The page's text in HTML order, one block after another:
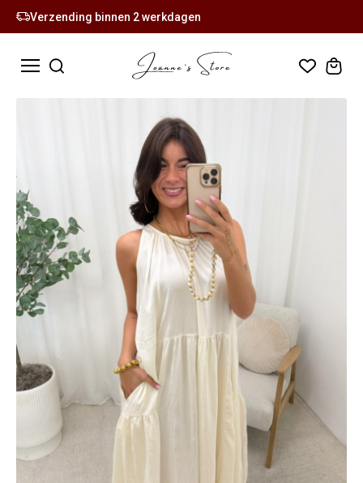
Verzending binnen 2 werkdagen